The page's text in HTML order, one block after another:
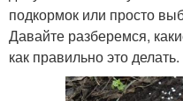
подкормок или просто
Давайте разберемся,
как правильно это делать.